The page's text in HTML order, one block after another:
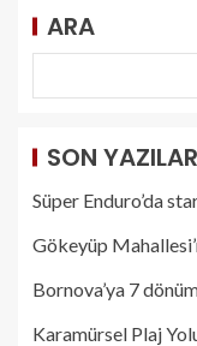
ARA
SON YAZILAR
Süper Enduro’da
Gökeyüp
Bornova’ya 7
Karamürsel Plaj